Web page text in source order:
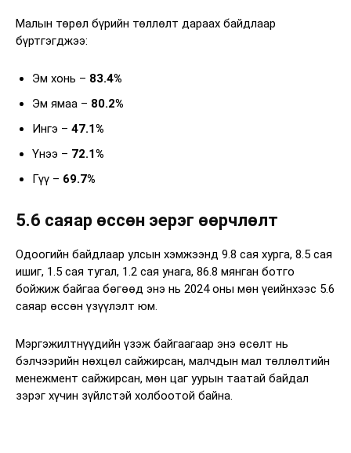
Малын төрөл бүрийн төллөлт дараах байдлаар
бүртгэгджээ:
Эм хонь – 83.4%
Эм ямаа – 80.2%
Ингэ – 47.1%
Үнээ – 72.1%
Гүү – 69.7%
5.6 саяар өссөн эерэг өөрчлөлт
Одоогийн байдлаар улсын хэмжээнд 9.8 сая хурга, 8.5 сая
ишиг, 1.5 сая тугал, 1.2 сая унага, 86.8 мянган ботго
бойжиж байгаа бөгөөд энэ нь 2024 оны мөн үеийнхээс 5.6
саяар өссөн үзүүлэлт юм.
Мэргэжилтнүүдийн үзэж байгаагаар энэ өсөлт нь
бэлчээрийн нөхцөл сайжирсан, малчдын мал төллөлтийн
менежмент сайжирсан, мөн цаг уурын таатай байдал
зэрэг хүчин зүйлстэй холбоотой байна.